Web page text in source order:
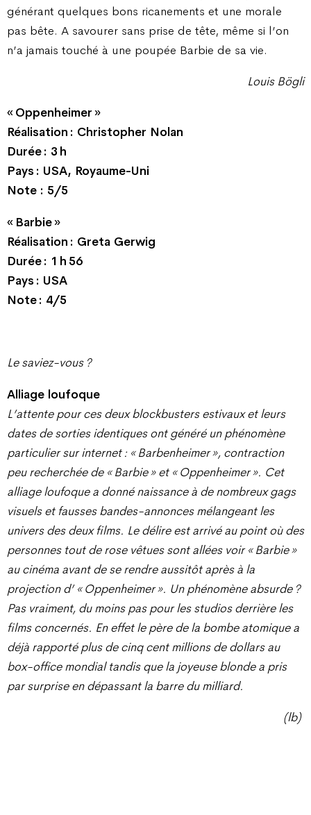
générant quelques bons ricanements et une morale
pas bête. A savourer sans prise de tête, même si l’on
n’a jamais touché à une poupée Barbie de sa vie.
Louis Bögli
« Oppenheimer »
Réalisation : Christopher Nolan
Durée : 3 h
Pays : USA, Royaume-Uni
Note : 5/5
« Barbie »
Réalisation : Greta Gerwig
Durée : 1 h 56
Pays : USA
Note : 4/5
Le saviez-vous ?
Alliage loufoque
L’attente pour ces deux blockbusters estivaux et leurs
dates de sorties identiques ont généré un phénomène
particulier sur internet : « Barbenheimer », contraction
peu recherchée de « Barbie » et « Oppenheimer ». Cet
alliage loufoque a donné naissance à de nombreux gags
visuels et fausses bandes-annonces mélangeant les
univers des deux films. Le délire est arrivé au point où des
personnes tout de rose vêtues sont allées voir « Barbie »
au cinéma avant de se rendre aussitôt après à la
projection d’ « Oppenheimer ». Un phénomène absurde ?
Pas vraiment, du moins pas pour les studios derrière les
films concernés. En effet le père de la bombe atomique a
déjà rapporté plus de cinq cent millions de dollars au
box-office mondial tandis que la joyeuse blonde a pris
par surprise en dépassant la barre du milliard.
(lb)